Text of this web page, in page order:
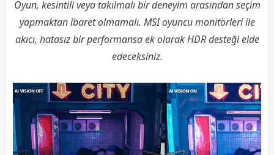
Oyun, kesintili veya takılmalı bir deneyim arasından seçim
yapmaktan ibaret olmamalı. MSI oyuncu monitörleri ile
akıcı, hatasız bir performansa ek olarak HDR desteği elde
edeceksiniz.